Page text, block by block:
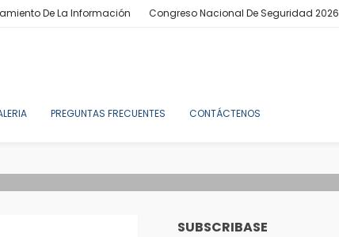
De La Información Congreso Nacional De Seguridad 2026
PREGUNTAS FRECUENTES CONTÁCTENOS
SUBSCRIBASE